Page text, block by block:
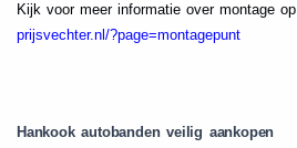
Kijk voor meer informatie over montage op
prijsvechter.nl/?page=montagepunt
Hankook autobanden veilig aankopen